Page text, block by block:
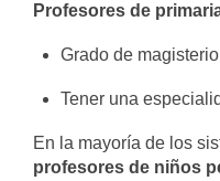
Profesores de
Grado de magisterio
Tener una
En la mayoría de los
profesores de niños